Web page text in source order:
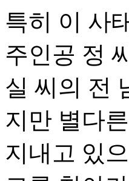
특히 이 사
주인공 정
실 씨의 전
지만 별다
지내고 있